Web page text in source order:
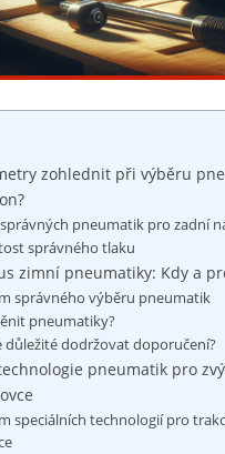
zohlednit při ​výběru
pneumatik pro​ zadní
‍správného tlaku
zimní pneumatiky: Kdy‌ a
správného ⁤výběru ⁣pneumatik
‌pneumatiky?
důležité dodržovat doporučení?
pneumatik pro
speciálních technologií pro